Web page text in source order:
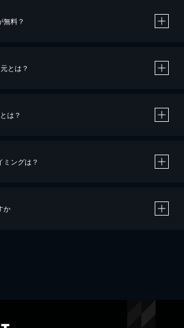
無料？
とは？
、クレジットカード決済による作品の購入 / レンタルです。
による作品の購入 / レンタルは、20％のポイント還元です。
は？
ミングは？
か